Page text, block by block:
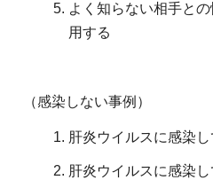
よく知らない相手と
用する
（感染しない事例）
肝炎ウイルスに感染
肝炎ウイルスに感染